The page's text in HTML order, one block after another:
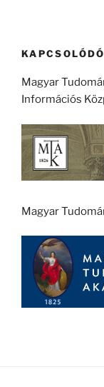
Magyar
Információs
Magyar